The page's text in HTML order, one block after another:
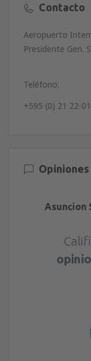
Contacto
Aeropuerto
Presidente Gen.
Teléfono:
+595 (0) 21 22-
Opiniones
Asuncion